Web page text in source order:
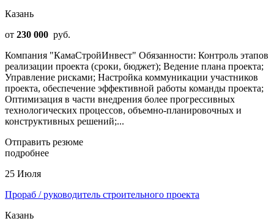
Казань
от 230 000 руб.
Компания "КамаСтройИнвест" Обязанности: Контроль этапов
реализации проекта (сроки, бюджет); Ведение плана проекта;
Управление рисками; Настройка коммуникации участников
проекта, обеспечение эффективной работы команды проекта;
Оптимизация в части внедрения более прогрессивных
технологических процессов, объемно-планировочных и
конструктивных решений;...
Отправить резюме
подробнее
25 Июля
Прораб / руководитель строительного проекта
Казань